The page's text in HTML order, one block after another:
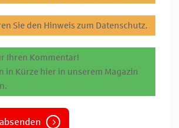
Sie den Hinweis zum Datenschutz.
Ihren Kommentar!
in Kürze hier in unserem Magazin